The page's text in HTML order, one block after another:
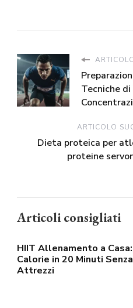
Tecniche
ARTICOLO
Dieta proteica per
proteine
Articoli consigliati
HIIT Allenamento a
Calorie in 20 Minuti Senza
Attrezzi